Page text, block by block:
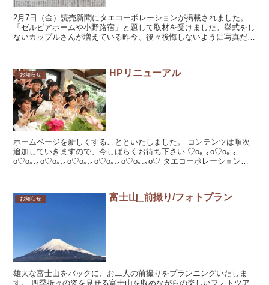
2月7日（金）読売新聞にタエコーポレーションが掲載されました。
「ゼルビアホームや小野路宿」と題して取材を受けました。挙式をし
ないカップルさんが増えている昨今、後々後悔しないように写真だけ
お知らせ HPリニューアル
ホームベージを新しくすることといたしました。 コンテンツは順次
追加していきますので、今しばらくお待ち下さい ♡o｡.｡o♡o｡.｡
o♡o｡.｡o♡o｡.｡o♡o｡.｡o♡o｡.｡o♡o｡.｡o♡ タエコーポレーション・
お知らせ 富士山_前撮り/フォトプラン
雄大な富士山をバックに、お二人の前撮りをプランニングいたしま
す。 四季折々の姿を見せる富士山を収めながらの楽しいフォトツア